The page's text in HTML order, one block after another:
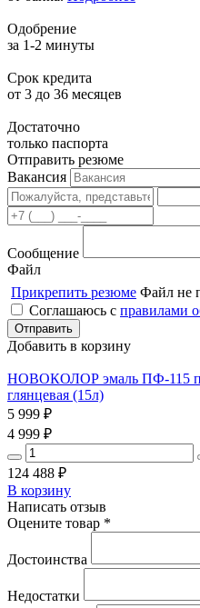
Одобрение
за 1-2 минуты
Срок кредита
от 3 до 36 месяцев
Достаточно
только паспорта
Отправить резюме
Вакансия
Сообщение
Файл
Прикрепить резюме Файл не
Соглашаюсь с правилами
Добавить в корзину
НОВОКОЛОР эмаль ПФ-115
глянцевая (15л)
5 999 ₽
4 999 ₽
124 488 ₽
В корзину
Написать отзыв
Оцените товар *
Достоинства
Недостатки